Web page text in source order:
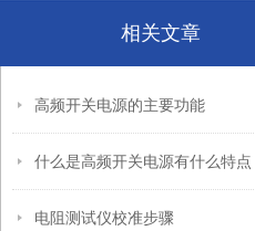
相关文章
高频开关电源的主要功能
什么是高频开关电源有什么特点
电阻测试仪校准步骤